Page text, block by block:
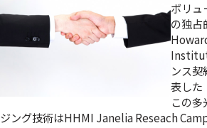
ボリュ
の独占
ンス
表した
この多
ジング技術はHHMI Janelia Reseach